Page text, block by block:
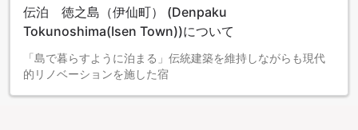
伝泊 徳之島（伊仙町） (Denpaku
Tokunoshima(Isen Town))について
「島で暮らすように泊まる」伝統建築を維持しながらも現代
的リノベーションを施した宿